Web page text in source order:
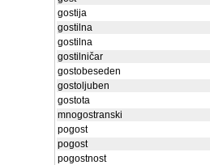
gostija
gostilna
gostilna
gostilničar
gostobeseden
gostoljuben
gostota
mnogostranski
pogost
pogost
pogostnost